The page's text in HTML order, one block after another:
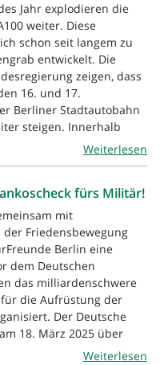
Jahr explodieren die
weiter. Diese
schon seit langem zu
entwickelt. Die
zeigen, dass
16. und 17.
Berliner Stadtautobahn
steigen. Innerhalb
Weiterlesen
fürs Militär!
mit
Friedensbewegung
Berlin eine
dem Deutschen
das milliardenschwere
die Aufrüstung der
Der Deutsche
18. März 2025 über
Weiterlesen